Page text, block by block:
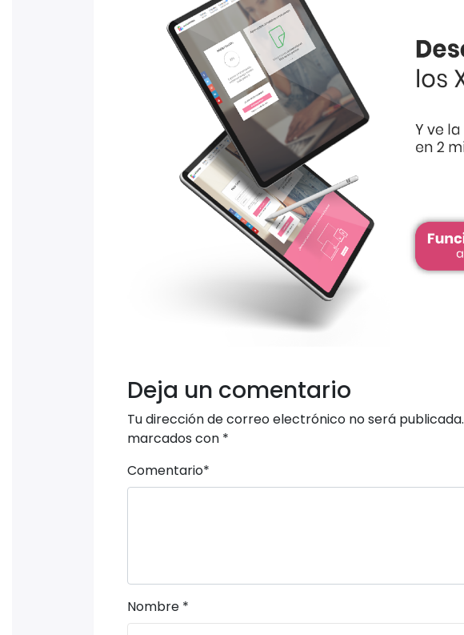
Deja un comentario
Tu dirección de correo electrónico no será publicada.
marcados con *
Comentario*
Nombre *